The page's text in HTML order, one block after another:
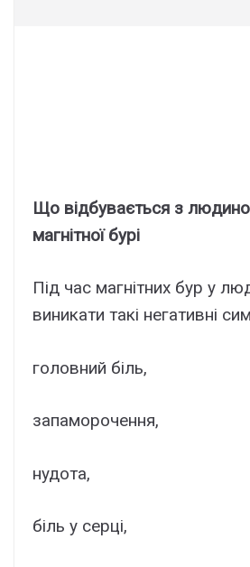
Що відбувається з
магнітної бурі
Під час магнітних бур у
виникати такі негативні
головний біль,
запаморочення,
нудота,
біль у серці,